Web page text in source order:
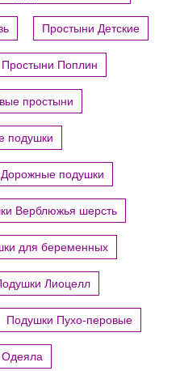
Простыни Детские
Простыни Поплин
простыни
подушки
Дорожные подушки
Верблюжья шерсть
для беременных
Лиоцелл
Подушки Пухо-перовые
Одеяла